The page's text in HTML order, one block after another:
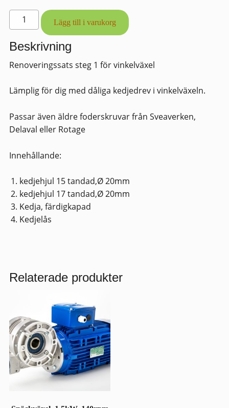
Renoveringssats
steg
1
vinkelväxel
mängd
Lägg till i varukorg
Beskrivning
Renoveringssats steg 1 för vinkelväxel
Lämplig för dig med dåliga kedjedrev i vinkelväxeln.
Passar även äldre foderskruvar från Sveaverken,
Delaval eller Rotage
Innehållande:
kedjehjul 15 tandad,Ø 20mm
kedjehjul 17 tandad,Ø 20mm
Kedja, färdigkapad
Kedjelås
Relaterade produkter